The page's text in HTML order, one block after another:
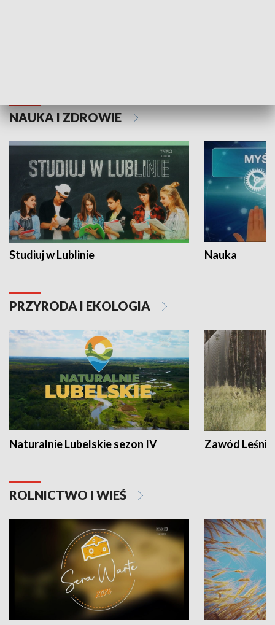
NAUKA I ZDROWIE
Studiuj w Lublinie Nauka
PRZYRODA I EKOLOGIA
Naturalnie Lubelskie sezon IV Zawód Leśnik
ROLNICTWO I WIEŚ